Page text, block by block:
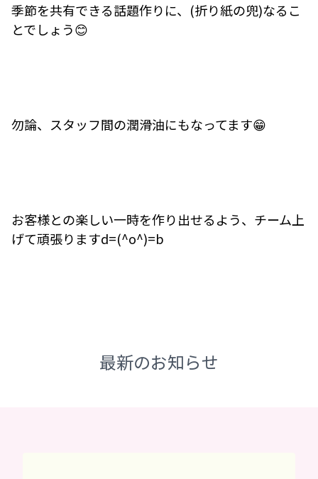
季節を共有できる話題作りに、(折り紙の兜)なるこ
とでしょう😊
勿論、スタッフ間の潤滑油にもなってます😁
お客様との楽しい一時を作り出せるよう、チーム上
げて頑張りますd=(^o^)=b
最新のお知らせ